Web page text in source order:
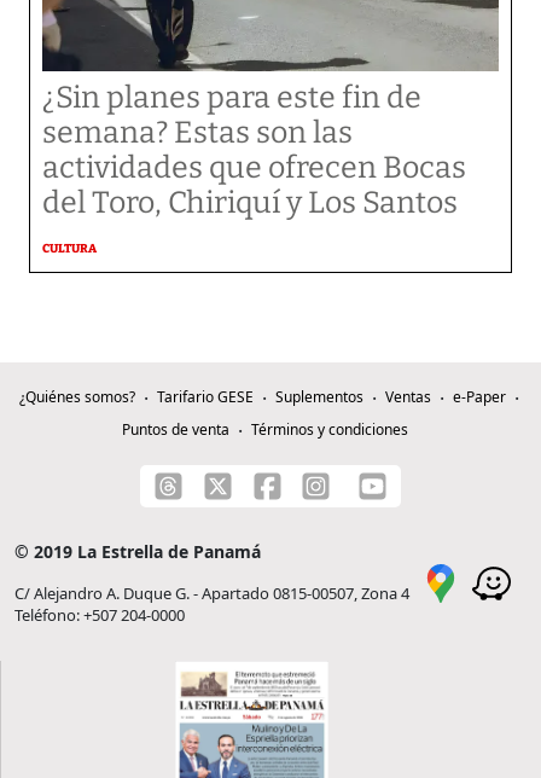
¿Sin planes para este fin de
semana? Estas son las
actividades que ofrecen Bocas
del Toro, Chiriquí y Los Santos
CULTURA
¿Quiénes somos? Tarifario GESE Suplementos Ventas
e-Paper
Puntos de venta
Términos y condiciones
© 2019 La Estrella de Panamá
C/ Alejandro A. Duque G. - Apartado 0815-00507, Zona 4
Teléfono: +507 204-0000